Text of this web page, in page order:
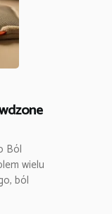
Ból
wielu
ból